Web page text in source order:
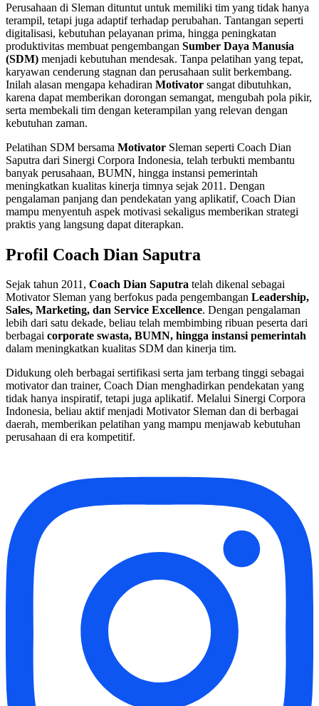
Perusahaan di Sleman dituntut untuk memiliki tim yang tidak hanya
terampil, tetapi juga adaptif terhadap perubahan. Tantangan seperti
digitalisasi, kebutuhan pelayanan prima, hingga peningkatan
produktivitas membuat pengembangan Sumber Daya Manusia
(SDM) menjadi kebutuhan mendesak. Tanpa pelatihan yang tepat,
karyawan cenderung stagnan dan perusahaan sulit berkembang.
Inilah alasan mengapa kehadiran Motivator sangat dibutuhkan,
karena dapat memberikan dorongan semangat, mengubah pola pikir,
serta membekali tim dengan keterampilan yang relevan dengan
kebutuhan zaman.
Pelatihan SDM bersama Motivator Sleman seperti Coach Dian
Saputra dari Sinergi Corpora Indonesia, telah terbukti membantu
banyak perusahaan, BUMN, hingga instansi pemerintah
meningkatkan kualitas kinerja timnya sejak 2011. Dengan
pengalaman panjang dan pendekatan yang aplikatif, Coach Dian
mampu menyentuh aspek motivasi sekaligus memberikan strategi
praktis yang langsung dapat diterapkan.
Profil Coach Dian Saputra
Sejak tahun 2011, Coach Dian Saputra telah dikenal sebagai
Motivator Sleman yang berfokus pada pengembangan Leadership,
Sales, Marketing, dan Service Excellence. Dengan pengalaman
lebih dari satu dekade, beliau telah membimbing ribuan peserta dari
berbagai corporate swasta, BUMN, hingga instansi pemerintah
dalam meningkatkan kualitas SDM dan kinerja tim.
Didukung oleh berbagai sertifikasi serta jam terbang tinggi sebagai
motivator dan trainer, Coach Dian menghadirkan pendekatan yang
tidak hanya inspiratif, tetapi juga aplikatif. Melalui Sinergi Corpora
Indonesia, beliau aktif menjadi Motivator Sleman dan di berbagai
daerah, memberikan pelatihan yang mampu menjawab kebutuhan
perusahaan di era kompetitif.